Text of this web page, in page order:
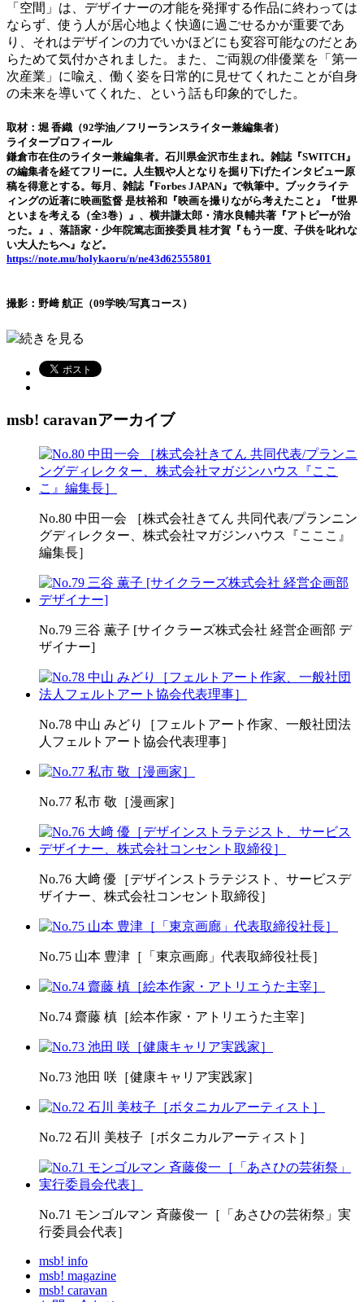
「空間」は、デザイナーの才能を発揮する作品に終わっては
ならず、使う人が居心地よく快適に過ごせるかが重要であ
り、それはデザインの力でいかほどにも変容可能なのだとあ
らためて気付かされました。また、ご両親の俳優業を「第一
次産業」に喩え、働く姿を日常的に見せてくれたことが自身
の未来を導いてくれた、という話も印象的でした。
取材： 堀 香織（92学油／フリーランスライター兼編集者）
ライタープロフィール
鎌倉市在住のライター兼編集者。石川県金沢市生まれ。雑誌『SWITCH』
の編集者を経てフリーに。人生観や人となりを掘り下げたインタビュー原
稿を得意とする。毎月、雑誌『Forbes JAPAN』で執筆中。ブックライテ
ィングの近著に映画監督 是枝裕和『映画を撮りながら考えたこと』『世界
といまを考える（全3巻）』、横井謙太郎・清水良輔共著『アトピーが治
った。』、落語家・少年院篤志面接委員 桂才賀『もう一度、子供を叱れな
い大人たちへ』など。
https://note.mu/holykaoru/n/ne43d62555801
撮影：野﨑 航正（09学映/写真コース）
続きを見る
msb! caravanアーカイブ
No.80 中田一会 ［株式会社きてん 共同代表/プランニン
グディレクター、株式会社マガジンハウス『こここ』
編集長］
No.79 三谷 薫子 [サイクラーズ株式会社 経営企画部 デ
ザイナー]
No.78 中山 みどり［フェルトアート作家、一般社団法
人フェルトアート協会代表理事］
No.77 私市 敬［漫画家］
No.76 大﨑 優［デザインストラテジスト、サービスデ
ザイナー、株式会社コンセント取締役］
No.75 山本 豊津［「東京画廊」代表取締役社長］
No.74 齋藤 槙［絵本作家・アトリエうた主宰］
No.73 池田 咲［健康キャリア実践家］
No.72 石川 美枝子［ボタニカルアーティスト］
No.71 モンゴルマン 斉藤俊一［「あさひの芸術祭」実
行委員会代表］
msb! info
msb! magazine
msb! caravan